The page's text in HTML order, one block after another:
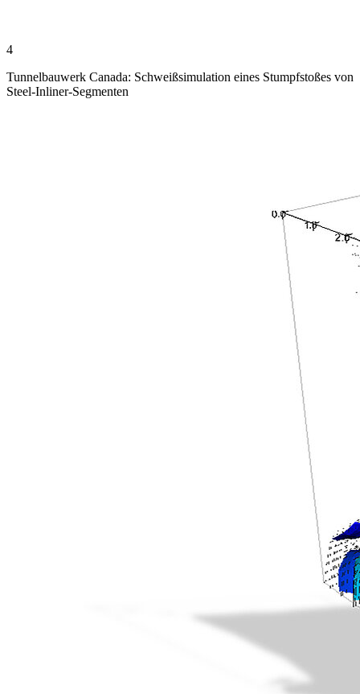
4
Tunnelbauwerk Canada: Schweißsimulation eines Stumpfstoßes von
Steel-Inliner-Segmenten